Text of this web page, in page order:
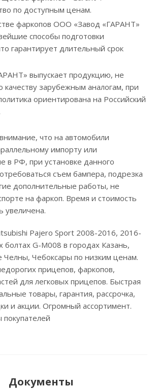
по доступным ценам.
фаркопов ООО «Завод «ГАРАНТ»
способы подготовки
гарантирует длительный срок
выпускает продукцию, не
зарубежным аналогам, при
ориентирована на Российский
что на автомобили
импорту или
в РФ, при установке данного
съем бампера, подрезка
дополнительные работы, не
на фаркоп. Время и стоимость
увеличена.
Pajero Sport 2008-2016, 2016-
болтах G-M008 в городах Казань,
Чебоксары по низким ценам.
прицепов, фаркопов,
для легковых прицепов. Быстрая
товары, гарантия, рассрочка,
и акции. Огромный ассортимент.
Документы